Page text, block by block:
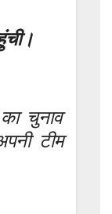
चुनाव
टीम